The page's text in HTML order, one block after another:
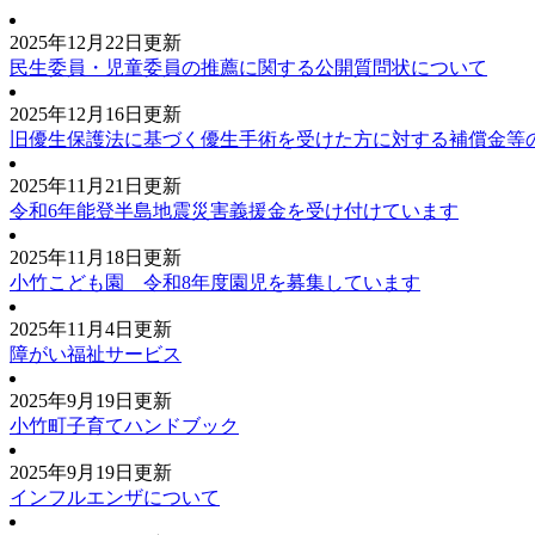
2025年12月22日更新
民生委員・児童委員の推薦に関する公開質問状について
2025年12月16日更新
旧優生保護法に基づく優生手術を受けた方に対する補償金等
2025年11月21日更新
令和6年能登半島地震災害義援金を受け付けています
2025年11月18日更新
小竹こども園 令和8年度園児を募集しています
2025年11月4日更新
障がい福祉サービス
2025年9月19日更新
小竹町子育てハンドブック
2025年9月19日更新
インフルエンザについて